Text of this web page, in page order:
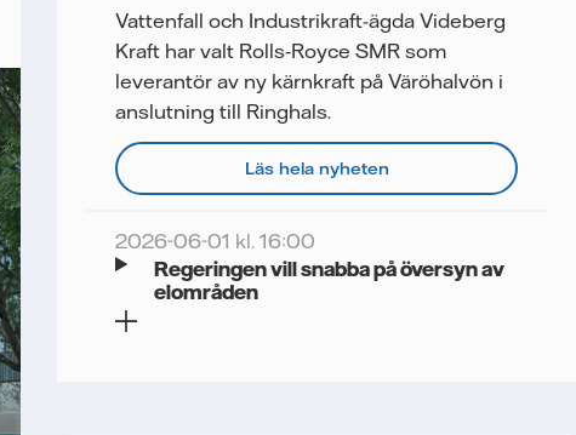
Vattenfall och Industrikraft-ägda Videberg
Kraft har valt Rolls‑Royce SMR som
leverantör av ny kärnkraft på Väröhalvön i
anslutning till Ringhals.
Läs hela nyheten
2026-06-01 kl. 16:00
Regeringen vill snabba på översyn av
elområden